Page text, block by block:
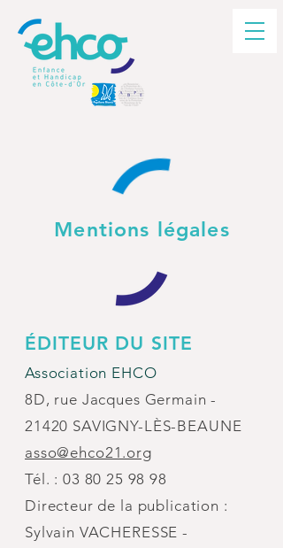
Mentions légales
ÉDITEUR DU SITE
Association EHCO
8D, rue Jacques Germain -
21420 SAVIGNY-LÈS-BEAUNE
asso@ehco21.org
Tél. : 03 80 25 98 98
Directeur de la publication :
Sylvain VACHERESSE -